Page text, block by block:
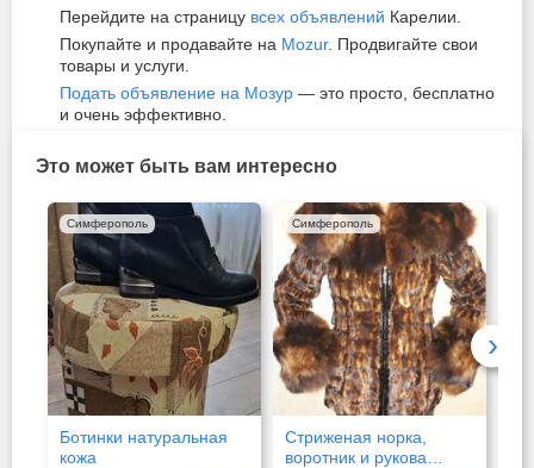
Перейдите на страницу всех объявлений Карелии.
Покупайте и продавайте на Mozur. Продвигайте свои
товары и услуги.
Подать объявление на Мозур — это просто, бесплатно
и очень эффективно.
Это может быть вам интересно
Ботинки натуральная
кожа
Симферополь
Стриженая норка,
воротник и рукова
Симферополь
›